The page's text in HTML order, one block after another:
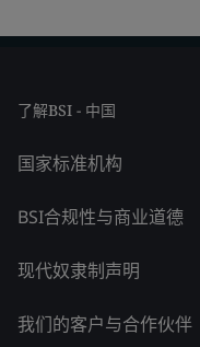
了解BSI - 中国
国家标准机构
BSI合规性与商业道德
现代奴隶制声明
我们的客户与合作伙伴